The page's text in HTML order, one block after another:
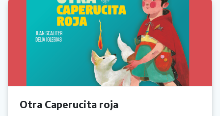
Otra Caperucita roja